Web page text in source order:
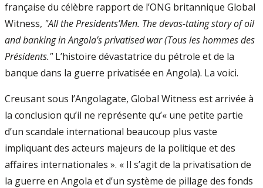
française du célèbre rapport de l’ONG britannique Global
Witness, "All the Presidents’Men. The devas-tating story of oil
and banking in Angola’s privatised war (Tous les hommes des
Présidents."L’histoire dévastatrice du pétrole et de la
banque dans la guerre privatisée en Angola). La voici.
Creusant sous l’Angolagate, Global Witness est arrivée à
la conclusion qu’il ne représente qu’« une petite partie
d’un scandale international beaucoup plus vaste
impliquant des acteurs majeurs de la politique et des
affaires internationales ». « Il s’agit de la privatisation de
la guerre en Angola et d’un système de pillage des fonds